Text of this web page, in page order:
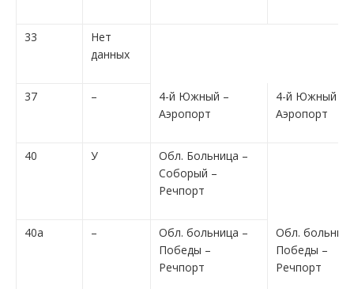
33
Нет
данных
37 –
4-й Южный –
Аэропорт
4-й Южный –
Аэропорт
40 У
Обл. Больница –
Соборый –
Речпорт
40а –
Обл. больница –
Победы –
Речпорт
Обл.
Победы –
Речпорт